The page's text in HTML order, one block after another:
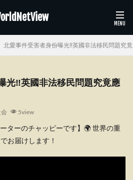
北愛事件受害者身份曝光‼️英國非法移民問題究竟
光‼️英國非法移民問題究竟應
5view
ターのチャッピーです】🌍 世界の重
お届けします！